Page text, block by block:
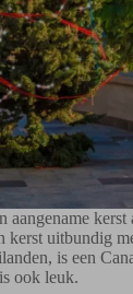
aangename
uitbundig
is een
ook leuk.